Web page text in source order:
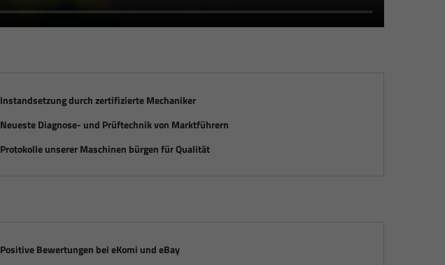
Instandsetzung durch zertifizierte Mechaniker
Neueste Diagnose- und Prüftechnik von Marktführern
Protokolle unserer Maschinen bürgen für Qualität
Positive Bewertungen bei eKomi und eBay